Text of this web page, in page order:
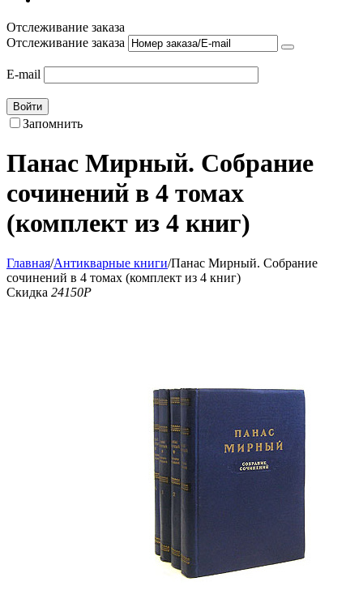
Отслеживание заказа
Отслеживание заказа
E-mail
Войти
Запомнить
Панас Мирный. Собрание
сочинений в 4 томах
(комплект из 4 книг)
Главная/Антикварные книги/Панас Мирный. Собрание
сочинений в 4 томах (комплект из 4 книг)
Скидка 24150Р